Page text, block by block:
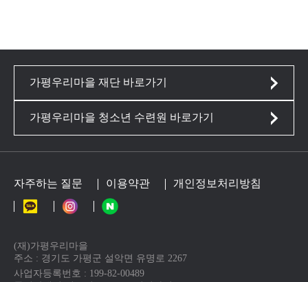
가평우리마을 재단 바로가기
가평우리마을 청소년 수련원 바로가기
자주하는 질문 이용약관 개인정보처리방침
(재)가평우리마을
주소 : 경기도 가평군 설악면 유명로 2267
사업자등록번호 : 199-82-00489